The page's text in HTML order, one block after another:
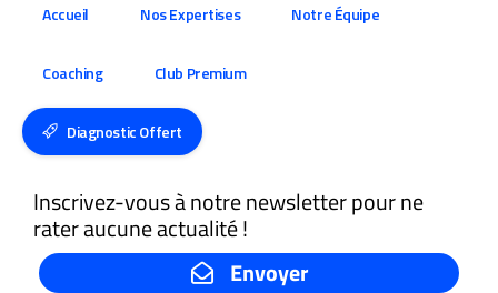
Accueil Nos Expertises Notre Équipe
Coaching Club Premium
Diagnostic Offert